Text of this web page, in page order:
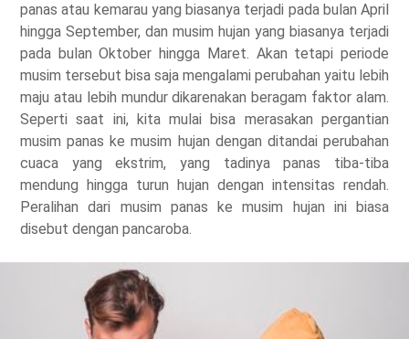
panas atau kemarau yang biasanya terjadi pada bulan April
hingga September, dan musim hujan yang biasanya terjadi
pada bulan Oktober hingga Maret. Akan tetapi periode
musim tersebut bisa saja mengalami perubahan yaitu lebih
maju atau lebih mundur dikarenakan beragam faktor alam.
Seperti saat ini, kita mulai bisa merasakan pergantian
musim panas ke musim hujan dengan ditandai perubahan
cuaca yang ekstrim, yang tadinya panas tiba-tiba
mendung hingga turun hujan dengan intensitas rendah.
Peralihan dari musim panas ke musim hujan ini biasa
disebut dengan pancaroba.